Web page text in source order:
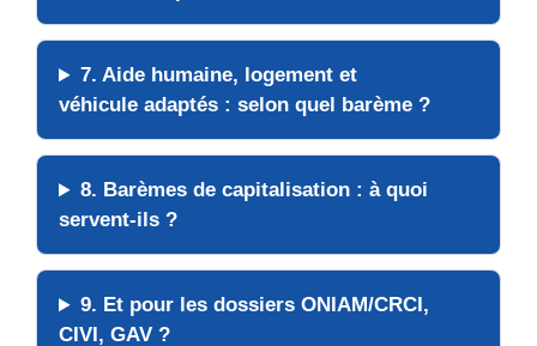
7. Aide humaine, logement et
véhicule adaptés : selon quel barème ?
8. Barèmes de capitalisation : à quoi
servent-ils ?
9. Et pour les dossiers ONIAM/CRCI,
CIVI, GAV ?